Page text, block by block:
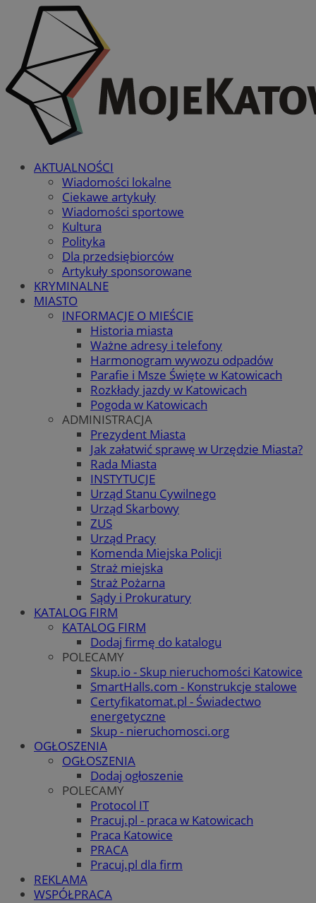
AKTUALNOŚCI
Wiadomości lokalne
Ciekawe artykuły
Wiadomości sportowe
Kultura
Polityka
Dla przedsiębiorców
Artykuły sponsorowane
KRYMINALNE
MIASTO
INFORMACJE O MIEŚCIE
Historia miasta
Ważne adresy i telefony
Harmonogram wywozu odpadów
Parafie i Msze Święte w Katowicach
Rozkłady jazdy w Katowicach
Pogoda w Katowicach
ADMINISTRACJA
Prezydent Miasta
Jak załatwić sprawę w Urzędzie Miasta?
Rada Miasta
INSTYTUCJE
Urząd Stanu Cywilnego
Urząd Skarbowy
ZUS
Urząd Pracy
Komenda Miejska Policji
Straż miejska
Straż Pożarna
Sądy i Prokuratury
KATALOG FIRM
KATALOG FIRM
Dodaj firmę do katalogu
POLECAMY
Skup.io - Skup nieruchomości Katowice
SmartHalls.com - Konstrukcje stalowe
Certyfikatomat.pl - Świadectwo
energetyczne
Skup - nieruchomosci.org
OGŁOSZENIA
OGŁOSZENIA
Dodaj ogłoszenie
POLECAMY
Protocol IT
Pracuj.pl - praca w Katowicach
Praca Katowice
PRACA
Pracuj.pl dla firm
REKLAMA
WSPÓŁPRACA